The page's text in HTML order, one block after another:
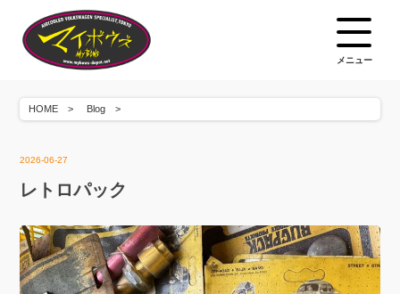
メニュー
HOME Blog
2026-06-27
レトロパック